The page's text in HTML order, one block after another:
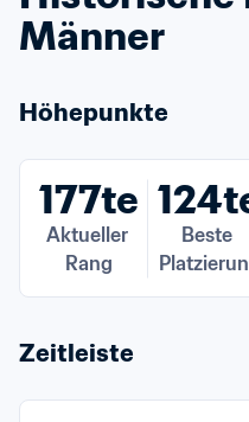
Männer
Höhepunkte
177te
Aktueller
Rang
Beste
Zeitleiste